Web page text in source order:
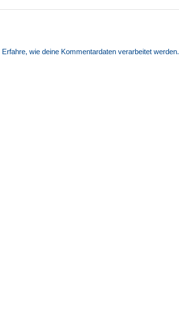
Erfahre, wie deine Kommentardaten verarbeitet werden.